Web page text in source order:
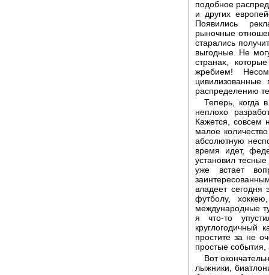
подобное
и других
Появились
рыночные
старались
выгодные. Не
странах,
жребием!
распределению
Теперь, когда
неплохо
Кажется, совсем
малое
абсолютную
время идет,
установил
уже встает
владеет
футболу,
международные
я что-то
круглогодичный
простите за не
простые
Вот
лыжники,